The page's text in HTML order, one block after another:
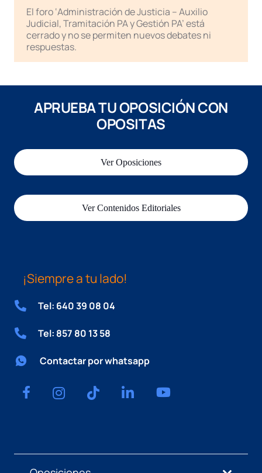
El foro ‘Administración de Justicia – Auxilio
Judicial, Tramitación PA y Gestión PA’ está
cerrado y no se permiten nuevos debates ni
respuestas.
APRUEBA TU OPOSICIÓN CON
OPOSITAS
Ver Oposiciones
Ver Contenidos Editoriales
¡Siempre a tu lado!
Tel: 640 39 08 04
Tel: 857 80 13 58
Contactar por whatsapp